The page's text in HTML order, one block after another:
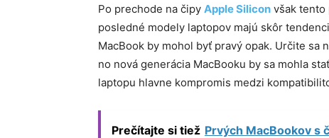
Po prechode na čipy Apple Silicon však tento
posledné modely laptopov majú skôr
MacBook by mohol byť pravý opak. Určite sa
no nová generácia MacBooku by sa mohla
laptopu hlavne kompromis medzi
Prečítajte si tiež Prvých MacBookov s